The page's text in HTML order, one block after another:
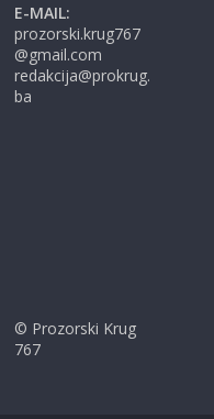
E-MAIL:
prozorski.krug767
@gmail.com
redakcija@prokrug.
ba
© Prozorski Krug
767